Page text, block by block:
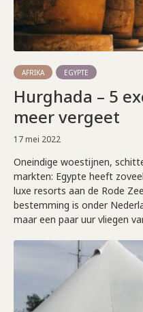
AFRIKA EGYPTE
Hurghada – 5
meer vergeet
17 mei 2022
Oneindige woestijnen,
markten: Egypte heeft
luxe resorts aan de Rode
bestemming is onder
maar een paar uur vliegen